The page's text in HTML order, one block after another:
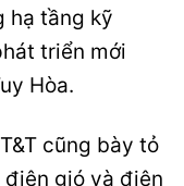
hạ tầng kỹ
triển mới
Hòa.
cũng bày tỏ
gió và điện